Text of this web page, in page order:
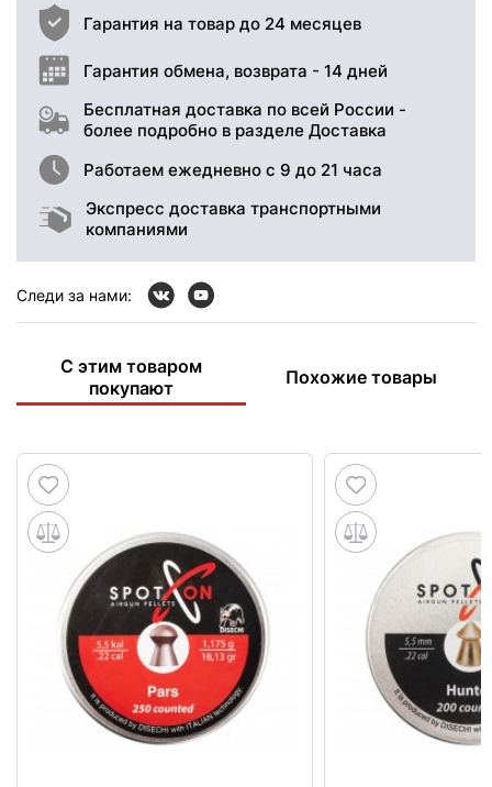
Гарантия на товар до 24 месяцев
Гарантия обмена, возврата - 14 дней
Бесплатная доставка по всей России -
более подробно в разделе Доставка
Работаем ежедневно с 9 до 21 часа
Экспресс доставка транспортными
компаниями
Следи за нами:
С этим товаром
покупают
Похожие товары